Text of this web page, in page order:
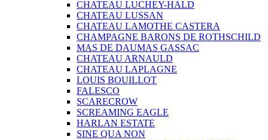
CHATEAU LUCHEY-HALD
CHATEAU LUSSAN
CHATEAU LAMOTHE CASTERA
CHAMPAGNE BARONS DE ROTHSCHILD
MAS DE DAUMAS GASSAC
CHATEAU ARNAULD
CHATEAU LAPLAGNE
LOUIS BOUILLOT
FALESCO
SCARECROW
SCREAMING EAGLE
HARLAN ESTATE
SINE QUA NON